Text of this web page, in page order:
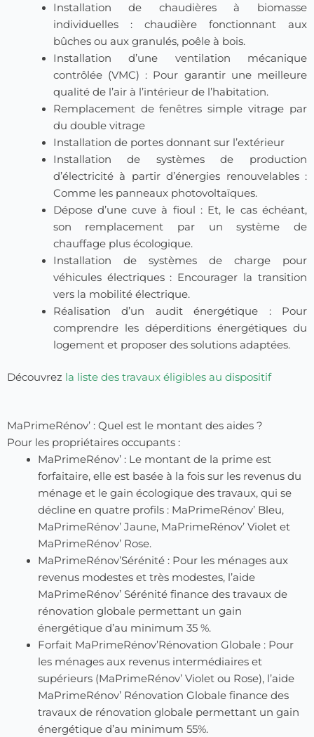
Installation de chaudières à biomasse
individuelles : chaudière fonctionnant aux
bûches ou aux granulés, poêle à bois.
Installation d’une ventilation mécanique
contrôlée (VMC) : Pour garantir une meilleure
qualité de l’air à l’intérieur de l’habitation.
Remplacement de fenêtres simple vitrage par
du double vitrage
Installation de portes donnant sur l’extérieur
Installation de systèmes de production
d’électricité à partir d’énergies renouvelables :
Comme les panneaux photovoltaïques.
Dépose d’une cuve à fioul : Et, le cas échéant,
son remplacement par un système de
chauffage plus écologique.
Installation de systèmes de charge pour
véhicules électriques : Encourager la transition
vers la mobilité électrique.
Réalisation d’un audit énergétique : Pour
comprendre les déperditions énergétiques du
logement et proposer des solutions adaptées.
Découvrez la liste des travaux éligibles au dispositif
MaPrimeRénov’ : Quel est le montant des aides ?
Pour les propriétaires occupants :
MaPrimeRénov’ : Le montant de la prime est
forfaitaire, elle est basée à la fois sur les revenus du
ménage et le gain écologique des travaux, qui se
décline en quatre profils : MaPrimeRénov’ Bleu,
MaPrimeRénov’ Jaune, MaPrimeRénov’ Violet et
MaPrimeRénov’ Rose.
MaPrimeRénov’Sérénité : Pour les ménages aux
revenus modestes et très modestes, l’aide
MaPrimeRénov’ Sérénité finance des travaux de
rénovation globale permettant un gain
énergétique d’au minimum 35 %.
Forfait MaPrimeRénov’Rénovation Globale : Pour
les ménages aux revenus intermédiaires et
supérieurs (MaPrimeRénov’ Violet ou Rose), l’aide
MaPrimeRénov’ Rénovation Globale finance des
travaux de rénovation globale permettant un gain
énergétique d’au minimum 55%.